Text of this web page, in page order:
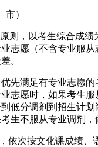
市）
则，以考生综合成
志愿（不含专业服
。
先满足有专业志愿
志愿时，如果考生
低分调剂到招生计
生不服从专业调剂，
依次按文化课成绩、